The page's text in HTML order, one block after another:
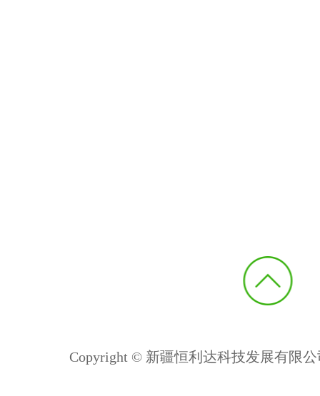
Copyright © 新疆恒利达科技发展有限